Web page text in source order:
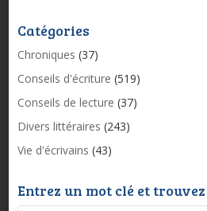
Catégories
Chroniques (37)
Conseils d'écriture (519)
Conseils de lecture (37)
Divers littéraires (243)
Vie d'écrivains (43)
Entrez un mot clé et